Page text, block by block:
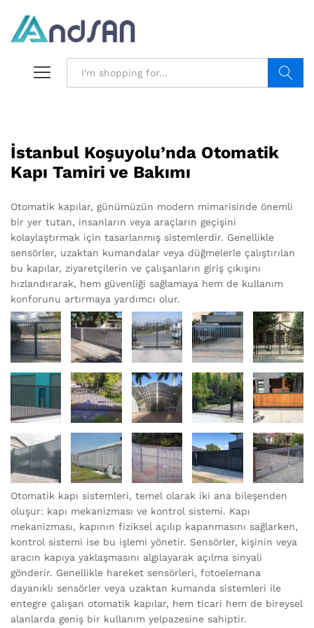
İstanbul Koşuyolu’nda Otomatik
Kapı Tamiri ve Bakımı
Otomatik kapılar, günümüzün modern mimarisinde önemli
bir yer tutan, insanların veya araçların geçişini
kolaylaştırmak için tasarlanmış sistemlerdir. Genellikle
sensörler, uzaktan kumandalar veya düğmelerle çalıştırılan
bu kapılar, ziyaretçilerin ve çalışanların giriş çıkışını
hızlandırarak, hem güvenliği sağlamaya hem de kullanım
konforunu artırmaya yardımcı olur.
Otomatik kapı sistemleri, temel olarak iki ana bileşenden
oluşur: kapı mekanizması ve kontrol sistemi. Kapı
mekanizması, kapının fiziksel açılıp kapanmasını sağlarken,
kontrol sistemi ise bu işlemi yönetir. Sensörler, kişinin veya
aracın kapıya yaklaşmasını algılayarak açılma sinyali
gönderir. Genellikle hareket sensörleri, fotoelemana
dayanıklı sensörler veya uzaktan kumanda sistemleri ile
entegre çalışan otomatik kapılar, hem ticari hem de bireysel
alanlarda geniş bir kullanım yelpazesine sahiptir.